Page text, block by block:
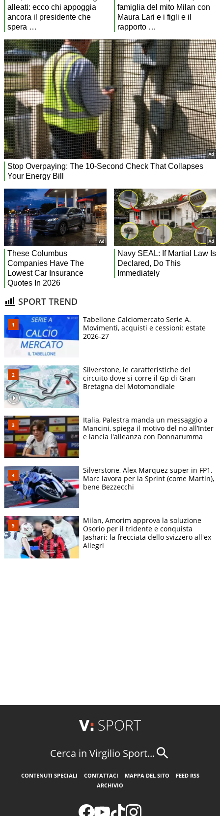
SPORT TREND
Tabellone Calciomercato Serie A.
Movimenti, acquisti e cessioni: estate
2026-27
Silverstone, le caratteristiche del
circuito dove si corre il Gp di Gran
Bretagna del Motomondiale
Italia, Palestra manda un messaggio a
Mancini, spiega il motivo del no all’Inter
e lancia l'alleanza con Donnarumma
Silverstone, Alex Marquez super in FP1.
Marc lavora per la Sprint (come Martin),
bene Bezzecchi
Milan, Amorim approva la soluzione
Osorio per il tridente e conquista
Jashari: la frecciata dello svizzero all'ex
Allegri
Cerca in Virgilio Sport...
CONTENUTI SPECIALI CONTATTACI MAPPA DEL SITO
FEED RSS
ARCHIVIO